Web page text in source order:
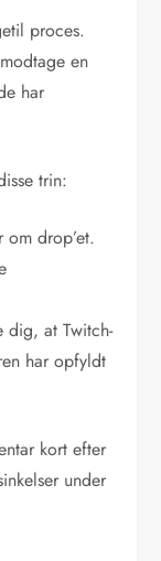
proces.
en
har
trin:
om drop’et.
dig, at Twitch-
har opfyldt
kort efter
under